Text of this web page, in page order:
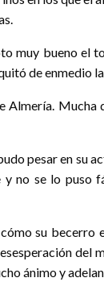
muy bueno el
de enmedio
Almería.
pesar en su
no se lo puso
su becerro
del
ánimo y